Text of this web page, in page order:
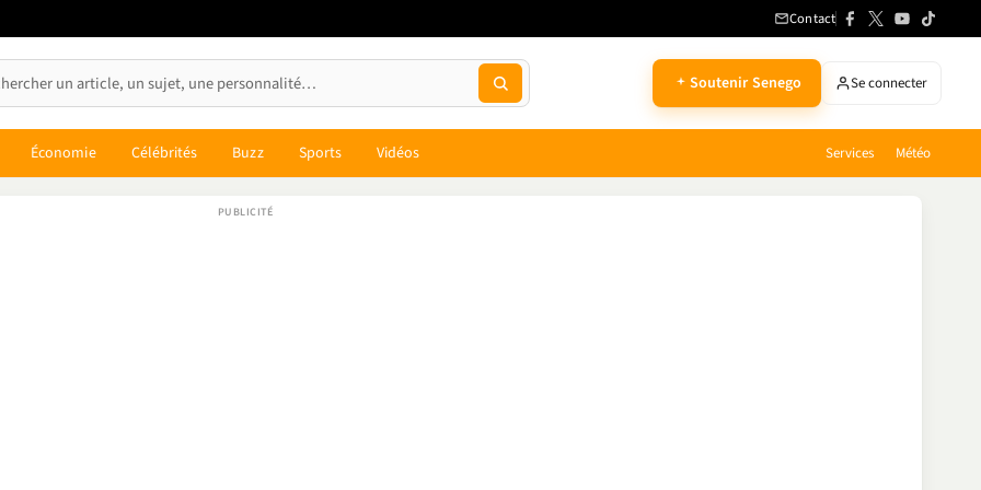
Contact
Soutenir Senego Se connecter
Économie Célébrités Buzz Sports Vidéos Services Météo